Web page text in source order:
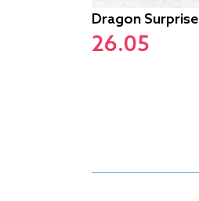
Dragon Surprise
26.05